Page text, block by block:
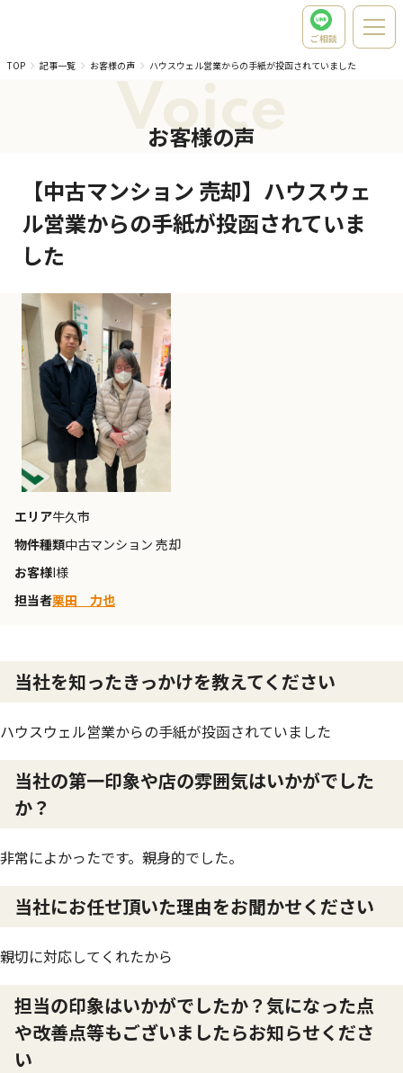
ご相談
TOP
記事一覧 お客様の声 ハウスウェル営業からの手紙が投函されていました
Voice
お客様の声
【中古マンション 売却】ハウスウェ
ル営業からの手紙が投函されていま
した
エリア牛久市
物件種類中古マンション 売却
お客様I様
担当者栗田 力也
当社を知ったきっかけを教えてください
ハウスウェル営業からの手紙が投函されていました
当社の第一印象や店の雰囲気はいかがでした
か？
非常によかったです。親身的でした。
当社にお任せ頂いた理由をお聞かせください
親切に対応してくれたから
担当の印象はいかがでしたか？気になった点
や改善点等もございましたらお知らせくださ
い